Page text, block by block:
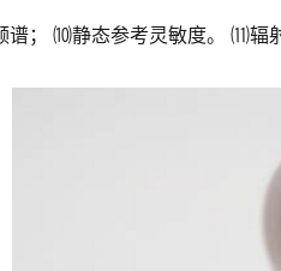
谱； ⑽静态参考灵敏度。 ⑾辐